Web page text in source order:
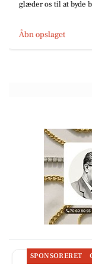
SPONSORERET